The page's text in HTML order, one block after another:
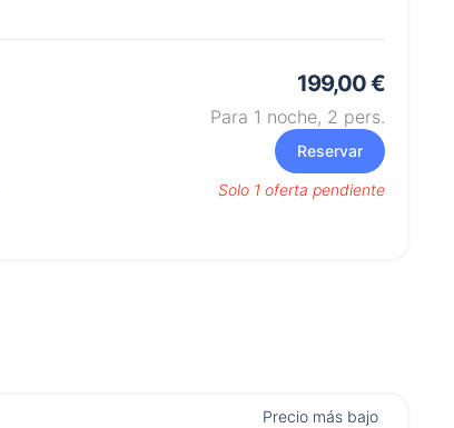
199,00 €
Para 1 noche, 2 pers.
Reservar
Solo 1 oferta pendiente
Precio más bajo